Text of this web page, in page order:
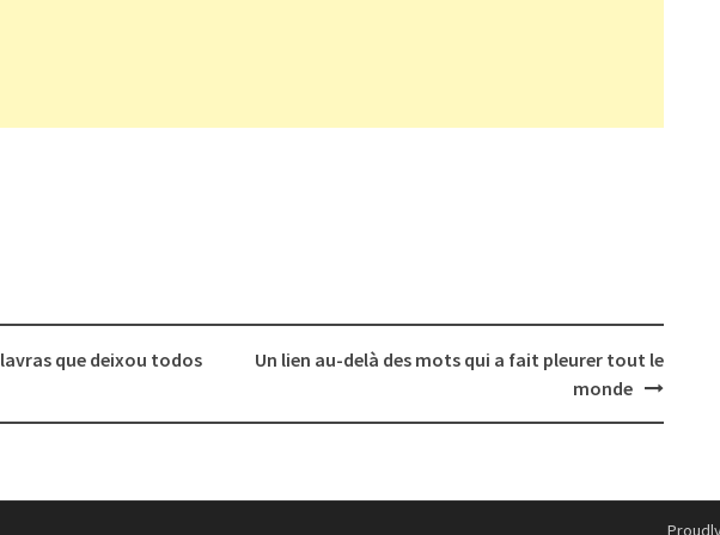
que deixou todos
Un lien au-delà des mots qui a fait pleurer tout le
monde